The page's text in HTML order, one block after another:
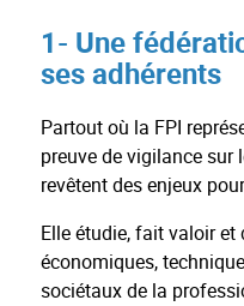
1- Une
ses adhérents
Partout où la FPI
preuve de vigilance sur
revêtent des enjeux
Elle étudie, fait valoir
économiques,
sociétaux de la